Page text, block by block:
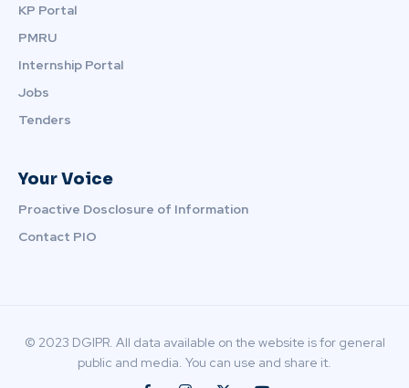
KP Portal
PMRU
Internship Portal
Jobs
Tenders
Your Voice
Proactive Dosclosure of Information
Contact PIO
© 2023 DGIPR. All data available on the website is for general
public and media. You can use and share it.